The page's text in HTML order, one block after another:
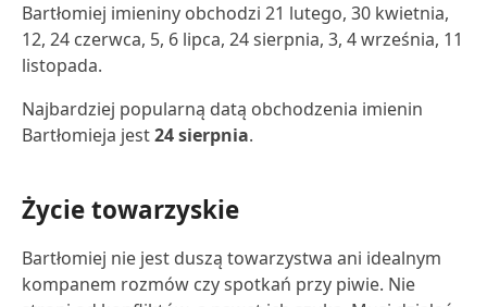
Bartłomiej imieniny obchodzi 21 lutego, 30 kwietnia,
12, 24 czerwca, 5, 6 lipca, 24 sierpnia, 3, 4 września, 11
listopada.
Najbardziej popularną datą obchodzenia imienin
Bartłomieja jest24 sierpnia.
Życie towarzyskie
Bartłomiej nie jest duszą towarzystwa ani idealnym
kompanem rozmów czy spotkań przy piwie. Nie